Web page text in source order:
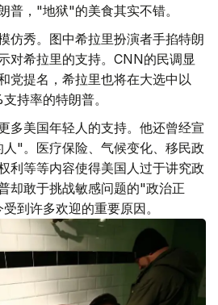
普，"地狱"的美食其实不错。
仿秀。图中希拉里扮演者手掐特朗
对希拉里的支持。CNN的民调显
党提名，希拉里也将在大选中以
持率的特朗普。
多美国年轻人的支持。他还曾经宣
"。医疗保险、气候变化、移民政
利等等内容使得美国人过于讲究政
却敢于挑战敏感问题的"政治正
到许多欢迎的重要原因。